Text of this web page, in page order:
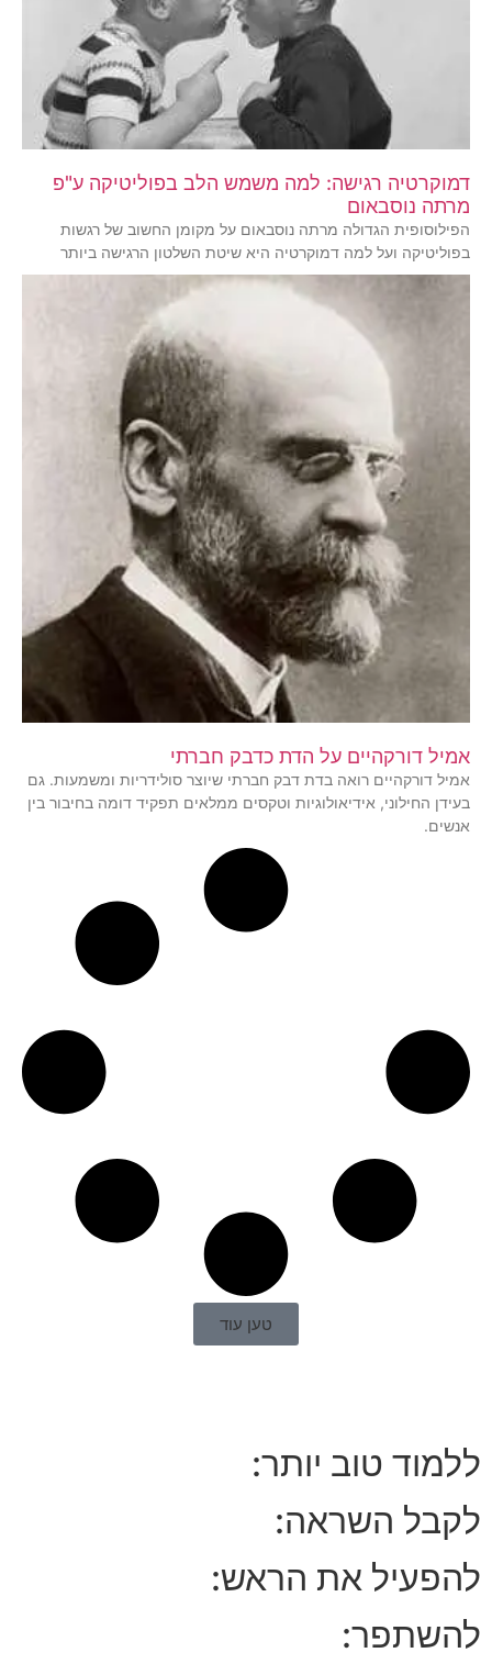
דמוקרטיה רגישה: למה משמש הלב בפוליטיקה ע"פ
מרתה נוסבאום
הפילוסופית הגדולה מרתה נוסבאום על מקומן החשוב של רגשות
בפוליטיקה ועל למה דמוקרטיה היא שיטת השלטון הרגישה ביותר
אמיל דורקהיים על הדת כדבק חברתי
אמיל דורקהיים רואה בדת דבק חברתי שיוצר סולידריות ומשמעות. גם
בעידן החילוני, אידיאולוגיות וטקסים ממלאים תפקיד דומה בחיבור בין
אנשים.
טען עוד
ללמוד טוב יותר:
לקבל השראה:
להפעיל את הראש:
להשתפר: